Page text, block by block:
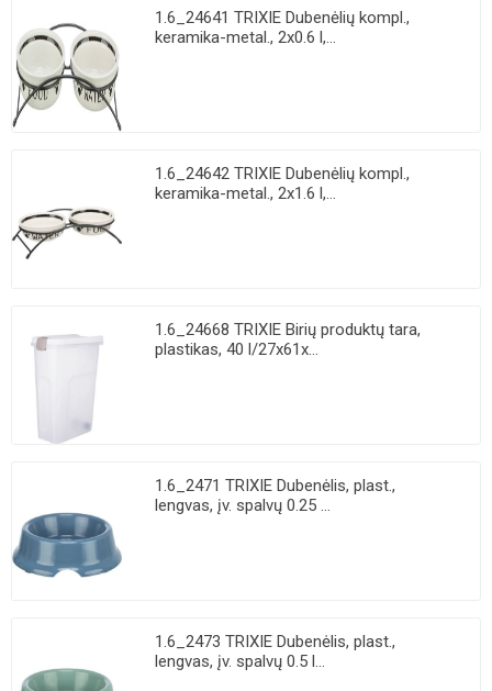
1.6_24641 TRIXIE Dubenėlių kompl.,
keramika-metal., 2x0.6 l,...
1.6_24642 TRIXIE Dubenėlių kompl.,
keramika-metal., 2x1.6 l,...
1.6_24668 TRIXIE Birių produktų tara,
plastikas, 40 l/27x61x...
1.6_2471 TRIXIE Dubenėlis, plast.,
lengvas, įv. spalvų 0.25 ...
1.6_2473 TRIXIE Dubenėlis, plast.,
lengvas, įv. spalvų 0.5 l...